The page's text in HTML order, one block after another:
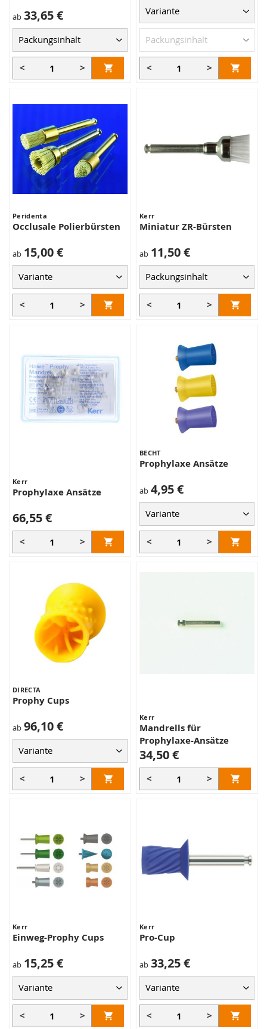
ab 33,65 €
< > < >
Peridenta
Occlusale Polierbürsten
ab 15,00 €
< >
Kerr
Miniatur ZR-Bürsten
ab 11,50 €
< >
Kerr
Prophylaxe Ansätze
66,55 €
< >
BECHT
Prophylaxe Ansätze
ab 4,95 €
< >
DIRECTA
Prophy Cups
ab 96,10 €
< >
Kerr
Mandrells für
Prophylaxe-Ansätze
34,50 €
< >
Kerr
Einweg-Prophy Cups
ab 15,25 €
< >
Kerr
Pro-Cup
ab 33,25 €
< >